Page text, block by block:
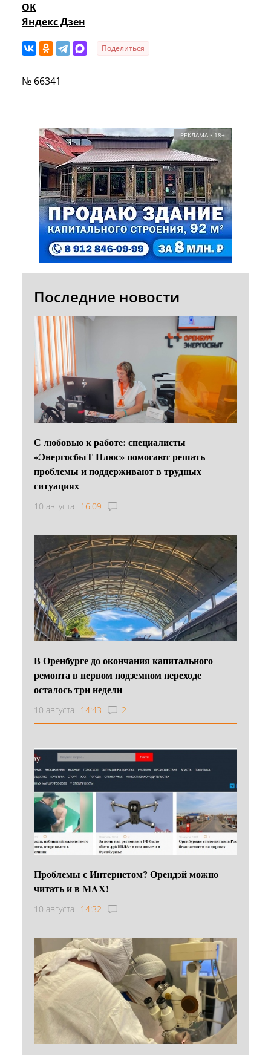
OK
Яндекс Дзен
Поделиться
№ 66341
РЕКЛАМА • 18+
Последние новости
С любовью к работе: специалисты
«ЭнергосбыТ Плюс» помогают решать
проблемы и поддерживают в трудных
ситуациях
10 августа 16:09
В Оренбурге до окончания капитального
ремонта в первом подземном переходе
осталось три недели
10 августа 14:43 2
Проблемы с Интернетом? Орендэй можно
читать и в MAX!
10 августа 14:32